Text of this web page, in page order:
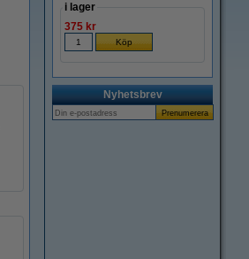
i lager
375 kr
Nyhetsbrev